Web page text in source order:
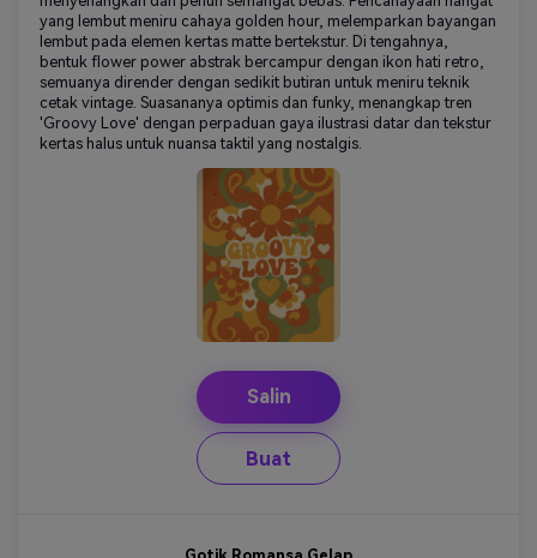
yang lembut meniru cahaya golden hour, melemparkan bayangan
lembut pada elemen kertas matte bertekstur. Di tengahnya,
bentuk flower power abstrak bercampur dengan ikon hati retro,
semuanya dirender dengan sedikit butiran untuk meniru teknik
cetak vintage. Suasananya optimis dan funky, menangkap tren
'Groovy Love' dengan perpaduan gaya ilustrasi datar dan tekstur
kertas halus untuk nuansa taktil yang nostalgis.
Salin
Buat